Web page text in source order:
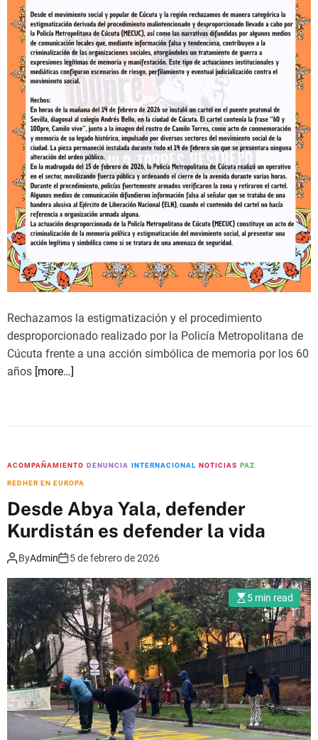
s
r
a
c
e
s
(
F
R
–
E
S
P
–
I
N
G
)
o
n
a
l
e
H
e
r
m
a
n
a
t
o
e
f
n
d
e
l
P
a
z
y
l
a
S
o
b
Rechazamos la estigmatización y el procedimiento
desproporcionado realizado por la Policía Metropolitana de
Cúcuta frente a una acción simbólica de memoria por los 60
años [more…]
ACOMPAÑAMIENTO DENUNCIA INTERNACIONAL NOTICIAS PAZ
REDHER EN EUROPA
Desde Abya Yala, defender
Kurdistán es defender la vida
ByAdmin 5 de febrero de 2026
5 min read